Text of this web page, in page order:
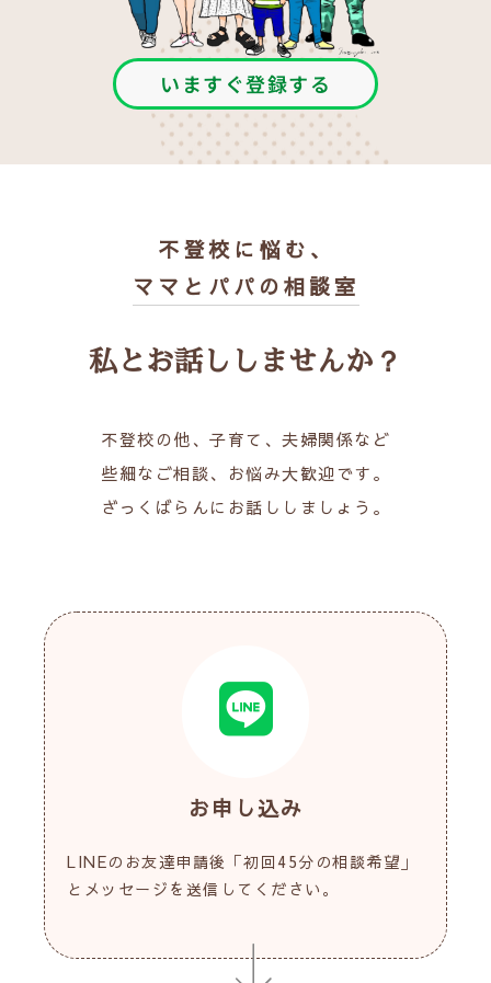
いますぐ登録する
不登校に悩む、
ママとパパの相談室
私とお話ししませんか？
不登校の他、子育て、夫婦関係など
些細なご相談、お悩み大歓迎です。
ざっくばらんにお話ししましょう。
お申し込み
LINEのお友達申請後「初回45分の相談希望」
とメッセージを送信してください。